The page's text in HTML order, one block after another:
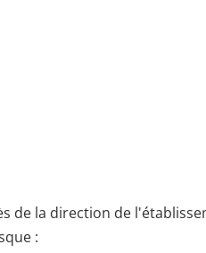
de la direction de
: